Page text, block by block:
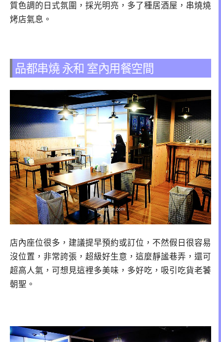
質色調的日式氛圍，採光明亮，多了種居酒屋，串燒燒
烤店氣息。
品都串燒 永和 室內用餐空間
店內座位很多，建議提早預約或訂位，不然假日很容易
沒位置，非常誇張，超級好生意，這麼靜謐巷弄，還可
超高人氣，可想見這裡多美味，多好吃，吸引吃貨老饕
朝聖。